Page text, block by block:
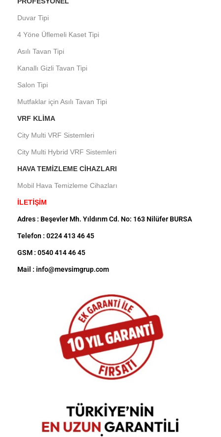
Duvar Tipi
4 Yöne Üflemeli Kaset Tipi
Asılı Tavan Tipi
Kanallı Gizli Tavan Tipi
Salon Tipi
Mutfaklar için Asılı Tavan Tipi
VRF KLIMA
City Multi VRF Sistemleri
City Multi Hybrid VRF Sistemleri
HAVA TEMIZLEME CIHAZLARI
Mobil Hava Temizleme Cihazları
İLETİŞİM
Adres : Beşevler Mh. Yıldırım Cd. No: 163 Nilüfer BURSA
Telefon : 0224 413 46 45
GSM : 0540 414 46 45
Mail : info@mevsimgrup.com